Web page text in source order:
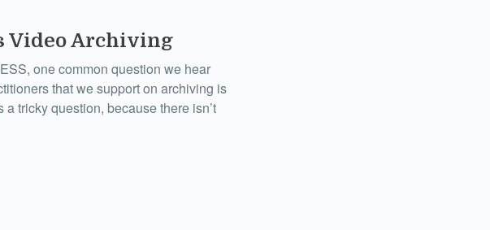
Video Archiving
one common question we hear
that we support on archiving is
a tricky question, because there isn’t